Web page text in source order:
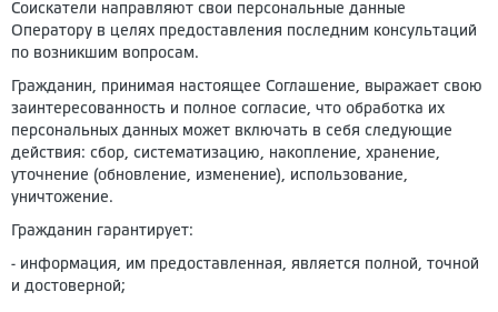
Соискатели направляют свои персональные данные
Оператору в целях предоставления последним консультаций
по возникшим вопросам.
Гражданин, принимая настоящее Соглашение, выражает свою
заинтересованность и полное согласие, что обработка их
персональных данных может включать в себя следующие
действия: сбор, систематизацию, накопление, хранение,
уточнение (обновление, изменение), использование,
уничтожение.
Гражданин гарантирует:
- информация, им предоставленная, является полной, точной
и достоверной;